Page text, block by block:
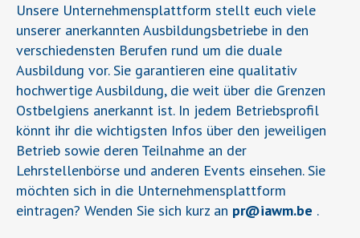
Unsere Unternehmensplattform stellt euch viele
unserer anerkannten Ausbildungsbetriebe in den
verschiedensten Berufen rund um die duale
Ausbildung vor. Sie garantieren eine qualitativ
hochwertige Ausbildung, die weit über die Grenzen
Ostbelgiens anerkannt ist. In jedem Betriebsprofil
könnt ihr die wichtigsten Infos über den jeweiligen
Betrieb sowie deren Teilnahme an der
Lehrstellenbörse und anderen Events einsehen. Sie
möchten sich in die Unternehmensplattform
eintragen? Wenden Sie sich kurz an pr@iawm.be .